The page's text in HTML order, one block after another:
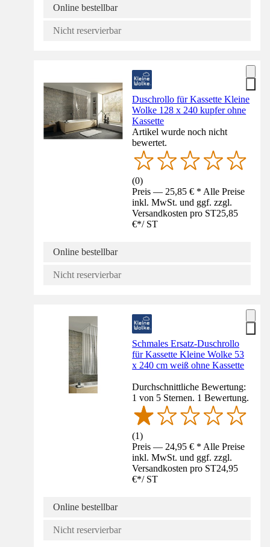
Online bestellbar
Nicht reservierbar
Duschrollo für Kassette Kleine
Wolke 128 x 240 kupfer ohne
Kassette
Artikel wurde noch nicht
bewertet.
(0)
Preis — 25,85 € * Alle Preise
inkl. MwSt. und ggf. zzgl.
Versandkosten pro ST25,85
€*/ ST
Online bestellbar
Nicht reservierbar
Schmales Ersatz-Duschrollo
für Kassette Kleine Wolke 53
x 240 cm weiß ohne Kassette
Durchschnittliche Bewertung:
1 von 5 Sternen. 1 Bewertung.
(1)
Preis — 24,95 € * Alle Preise
inkl. MwSt. und ggf. zzgl.
Versandkosten pro ST24,95
€*/ ST
Online bestellbar
Nicht reservierbar